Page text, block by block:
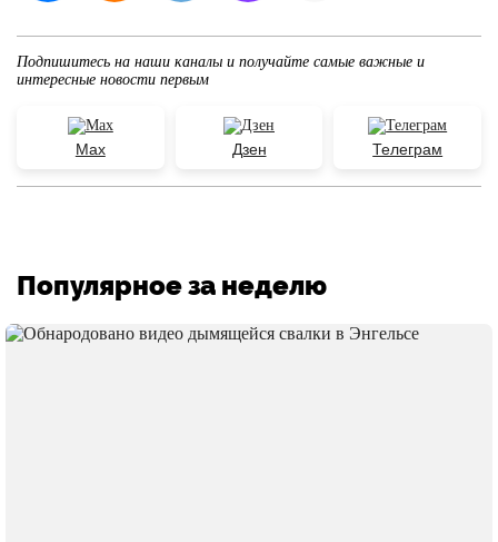
Подпишитесь на наши каналы и получайте самые важные и
интересные новости первым
Max Дзен Телеграм
Популярное за неделю